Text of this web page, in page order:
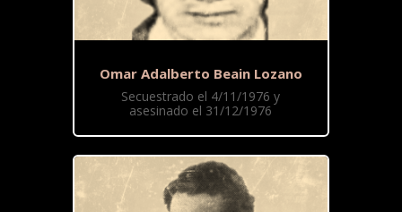
Omar Adalberto Beain Lozano
Secuestrado el 4/11/1976 y
asesinado el 31/12/1976